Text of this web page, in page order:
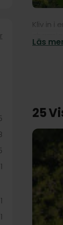
1
1
1
Kliv in i
tidlös
Njut
Med
resa i
något
Våra
Läs
25